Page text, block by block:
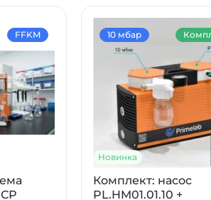
FFKM
Новинка
Комплект: насос
PL.HM01.01.10 +
10 мбар